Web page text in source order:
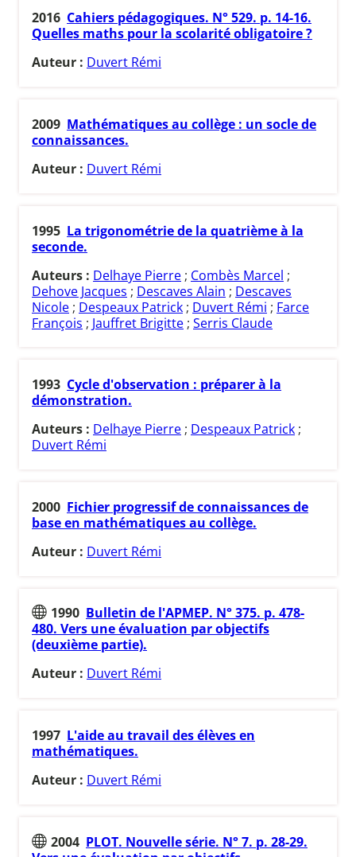
2016 Cahiers pédagogiques. N° 529. p. 14-16.
Quelles maths pour la scolarité obligatoire ?
Auteur : Duvert Rémi
2009 Mathématiques au collège : un socle de
connaissances.
Auteur : Duvert Rémi
1995 La trigonométrie de la quatrième à la
seconde.
Auteurs : Delhaye Pierre ; Combès Marcel ;
Dehove Jacques ; Descaves Alain ; Descaves
Nicole ; Despeaux Patrick ; Duvert Rémi ; Farce
François ; Jauffret Brigitte ; Serris Claude
1993 Cycle d'observation : préparer à la
démonstration.
Auteurs : Delhaye Pierre ; Despeaux Patrick ;
Duvert Rémi
2000 Fichier progressif de connaissances de
base en mathématiques au collège.
Auteur : Duvert Rémi
1990 Bulletin de l'APMEP. N° 375. p. 478-
480. Vers une évaluation par objectifs
(deuxième partie).
Auteur : Duvert Rémi
1997 L'aide au travail des élèves en
mathématiques.
Auteur : Duvert Rémi
2004 PLOT. Nouvelle série. N° 7. p. 28-29.